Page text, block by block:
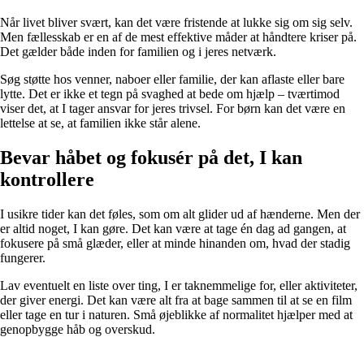
Når livet bliver svært, kan det være fristende at lukke sig om sig selv.
Men fællesskab er en af de mest effektive måder at håndtere kriser på.
Det gælder både inden for familien og i jeres netværk.
Søg støtte hos venner, naboer eller familie, der kan aflaste eller bare
lytte. Det er ikke et tegn på svaghed at bede om hjælp – tværtimod
viser det, at I tager ansvar for jeres trivsel. For børn kan det være en
lettelse at se, at familien ikke står alene.
Bevar håbet og fokusér på det, I kan
kontrollere
I usikre tider kan det føles, som om alt glider ud af hænderne. Men der
er altid noget, I kan gøre. Det kan være at tage én dag ad gangen, at
fokusere på små glæder, eller at minde hinanden om, hvad der stadig
fungerer.
Lav eventuelt en liste over ting, I er taknemmelige for, eller aktiviteter,
der giver energi. Det kan være alt fra at bage sammen til at se en film
eller tage en tur i naturen. Små øjeblikke af normalitet hjælper med at
genopbygge håb og overskud.